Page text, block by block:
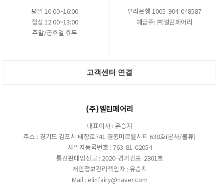
평일 10:00~16:00
점심 12:00~13:00
주말/공휴일 휴무
우리은행 1005-904-048587
예금주: ㈜엘린페어리
고객센터 연결
(주)엘린페어리
대표이사 : 유승지
주소 : 경기도 김포시 태장로741 경동미르웰시티 638호(본사/물류)
사업자등록번호 : 763-81-02054
통신판매업신고 : 2020-경기김포-2801호
개인정보관리책임자 : 유승지
Mail : elinfairy@naver.com